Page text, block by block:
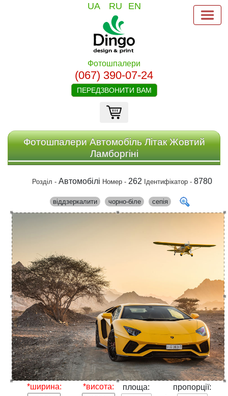
UA RU EN
Фотошпалери
(067) 390-07-24
ПЕРЕДЗВОНИТИ ВАМ
Фотошпалери Автомобіль Літак Жовтий
Ламборгіні
Розділ - Автомобілі Номер - 262 Ідентифікатор - 8780
віддзеркалити чорно-біле сепія
*ширина:
*висота:
площа:
пропорції: